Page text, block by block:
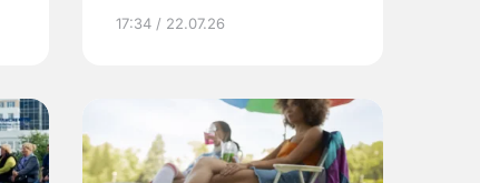
17:34 / 22.07.26